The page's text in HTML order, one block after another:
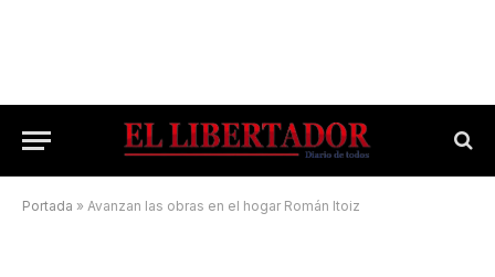
Portada » Avanzan las obras en el hogar Román Itoiz